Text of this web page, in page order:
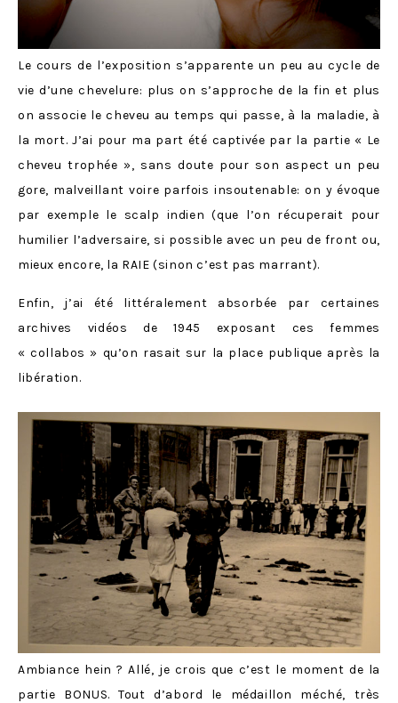
Le cours de l’exposition s’apparente un peu au cycle de
vie d’une chevelure: plus on s’approche de la fin et plus
on associe le cheveu au temps qui passe, à la maladie, à
la mort. J’ai pour ma part été captivée par la partie « Le
cheveu trophée », sans doute pour son aspect un peu
gore, malveillant voire parfois insoutenable: on y évoque
par exemple le scalp indien (que l’on récuperait pour
humilier l’adversaire, si possible avec un peu de front ou,
mieux encore, la RAIE (sinon c’est pas marrant).
Enfin, j’ai été littéralement absorbée par certaines
archives vidéos de 1945 exposant ces femmes
« collabos » qu’on rasait sur la place publique après la
libération.
Ambiance hein ? Allé, je crois que c’est le moment de la
partie BONUS. Tout d’abord le médaillon méché, très